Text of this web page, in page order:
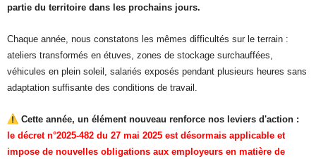
partie du territoire dans les prochains jours.
Chaque année, nous constatons les mêmes difficultés sur le terrain :
ateliers transformés en étuves, zones de stockage surchauffées,
véhicules en plein soleil, salariés exposés pendant plusieurs heures sans
adaptation suffisante des conditions de travail.
Cette année, un élément nouveau renforce nos leviers d'action :
le décret n°2025-482 du 27 mai 2025 est désormais applicable et
impose de nouvelles obligations aux employeurs en matière de